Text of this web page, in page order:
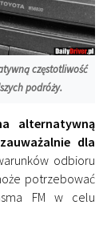
częstotliwość
podróży.
alternatywną
dla
odbioru
potrzebować
FM w celu